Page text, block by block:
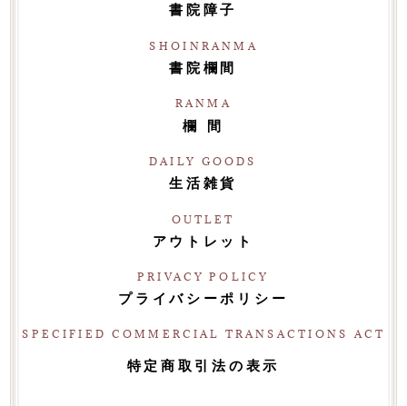
書院障子
SHOINRANMA
書院欄間
RANMA
欄 間
DAILY GOODS
生活雑貨
OUTLET
アウトレット
PRIVACY POLICY
プライバシーポリシー
SPECIFIED COMMERCIAL TRANSACTIONS ACT
特定商取引法の表示